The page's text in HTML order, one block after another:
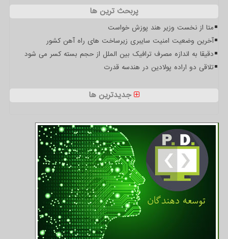
پربحث ترین ها
متا از نخست وزیر هند پوزش خواست
آخرین وضعیت امنیت سایبری زیرساخت های راه آهن کشور
دقیقا به اندازه مصرف ترافیک بین الملل از حجم بسته کسر می شود
تلاقی دو اراده پولادین در هندسه قدرت
جدیدترین ها